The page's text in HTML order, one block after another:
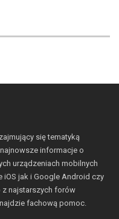
się tematyką
informacje o
urządzeniach mobilnych
jak i Google Android czy
z najstarszych forów
fachową pomoc.